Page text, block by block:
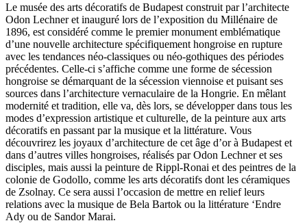
Le musée des arts décoratifs de Budapest construit par l’architecte
Odon Lechner et inauguré lors de l’exposition du Millénaire de
1896, est considéré comme le premier monument emblématique
d’une nouvelle architecture spécifiquement hongroise en rupture
avec les tendances néo-classiques ou néo-gothiques des périodes
précédentes. Celle-ci s’affiche comme une forme de sécession
hongroise se démarquant de la sécession viennoise et puisant ses
sources dans l’architecture vernaculaire de la Hongrie. En mêlant
modernité et tradition, elle va, dès lors, se développer dans tous les
modes d’expression artistique et culturelle, de la peinture aux arts
décoratifs en passant par la musique et la littérature. Vous
découvrirez les joyaux d’architecture de cet âge d’or à Budapest et
dans d’autres villes hongroises, réalisés par Odon Lechner et ses
disciples, mais aussi la peinture de Rippl-Ronai et des peintres de la
colonie de Godollo, comme les arts décoratifs dont les céramiques
de Zsolnay. Ce sera aussi l’occasion de mettre en relief leurs
relations avec la musique de Bela Bartok ou la littérature ‘Endre
Ady ou de Sandor Marai.